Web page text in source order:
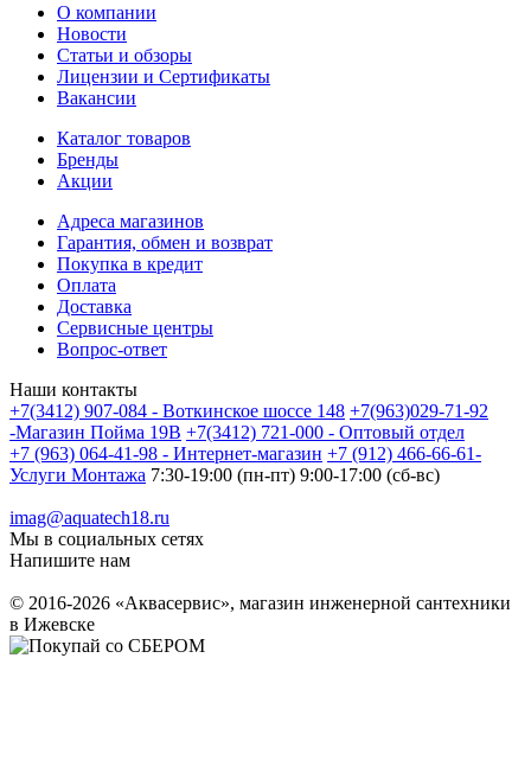
О компании
Новости
Статьи и обзоры
Лицензии и Сертификаты
Вакансии
Каталог товаров
Бренды
Акции
Адреса магазинов
Гарантия, обмен и возврат
Покупка в кредит
Оплата
Доставка
Сервисные центры
Вопрос-ответ
Наши контакты
+7(3412) 907-084 - Воткинское шоссе 148 +7(963)029-71-92
-Магазин Пойма 19В +7(3412) 721-000 - Оптовый отдел
+7 (963) 064-41-98 - Интернет-магазин +7 (912) 466-66-61-
Услуги Монтажа 7:30-19:00 (пн-пт) 9:00-17:00 (сб-вс)
imag@aquatech18.ru
Мы в социальных сетях
Напишите нам
© 2016-2026 «Аквасервис», магазин инженерной сантехники
в Ижевске